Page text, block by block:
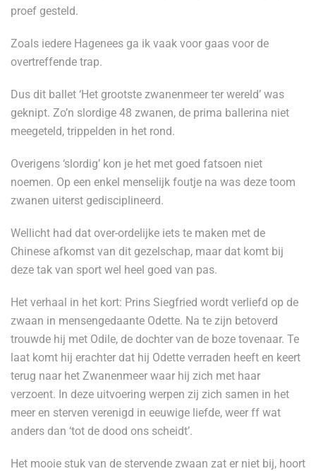
proef gesteld.
Zoals iedere Hagenees ga ik vaak voor gaas voor de
overtreffende trap.
Dus dit ballet ‘Het grootste zwanenmeer ter wereld’ was
geknipt. Zo’n slordige 48 zwanen, de prima ballerina niet
meegeteld, trippelden in het rond.
Overigens ‘slordig’ kon je het met goed fatsoen niet
noemen. Op een enkel menselijk foutje na was deze toom
zwanen uiterst gedisciplineerd.
Wellicht had dat over-ordelijke iets te maken met de
Chinese afkomst van dit gezelschap, maar dat komt bij
deze tak van sport wel heel goed van pas.
Het verhaal in het kort: Prins Siegfried wordt verliefd op de
zwaan in mensengedaante Odette. Na te zijn betoverd
trouwde hij met Odile, de dochter van de boze tovenaar. Te
laat komt hij erachter dat hij Odette verraden heeft en keert
terug naar het Zwanenmeer waar hij zich met haar
verzoent. In deze uitvoering werpen zij zich samen in het
meer en sterven verenigd in eeuwige liefde, weer ff wat
anders dan ‘tot de dood ons scheidt’.
Het mooie stuk van de stervende zwaan zat er niet bij, hoort